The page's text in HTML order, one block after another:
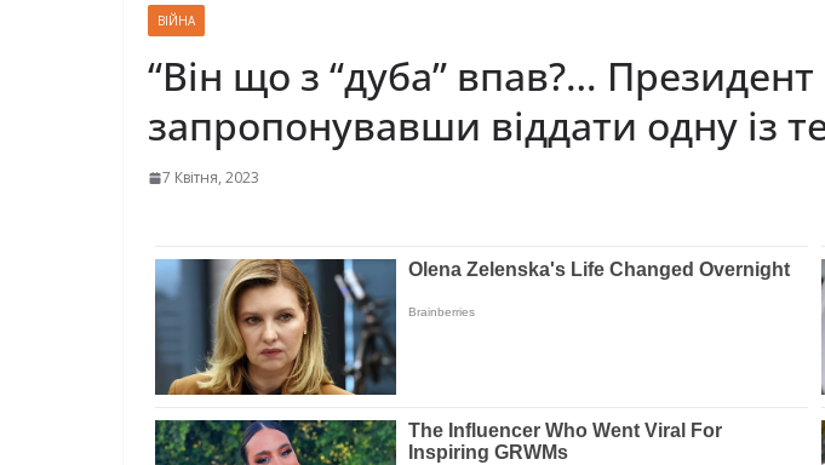
ВІЙНА
“Він що з “дуба” впав?…
запропонувавши віддати одну із
7 Квітня, 2023